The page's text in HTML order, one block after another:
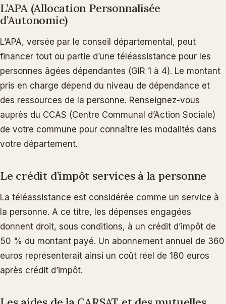
L’APA (Allocation Personnalisée
d’Autonomie)
L’APA, versée par le conseil départemental, peut
financer tout ou partie d’une téléassistance pour les
personnes âgées dépendantes (GIR 1 à 4). Le montant
pris en charge dépend du niveau de dépendance et
des ressources de la personne. Renseignez-vous
auprès du CCAS (Centre Communal d’Action Sociale)
de votre commune pour connaître les modalités dans
votre département.
Le crédit d’impôt services à la personne
La téléassistance est considérée comme un service à
la personne. A ce titre, les dépenses engagées
donnent droit, sous conditions, à un crédit d’impôt de
50 % du montant payé. Un abonnement annuel de 360
euros représenterait ainsi un coût réel de 180 euros
après crédit d’impôt.